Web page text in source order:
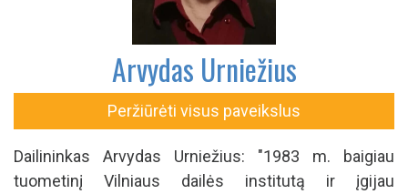
Arvydas Urniežius
Peržiūrėti visus paveikslus
Dailininkas Arvydas Urniežius: "1983 m. baigiau
tuometinį Vilniaus dailės institutą ir įgijau